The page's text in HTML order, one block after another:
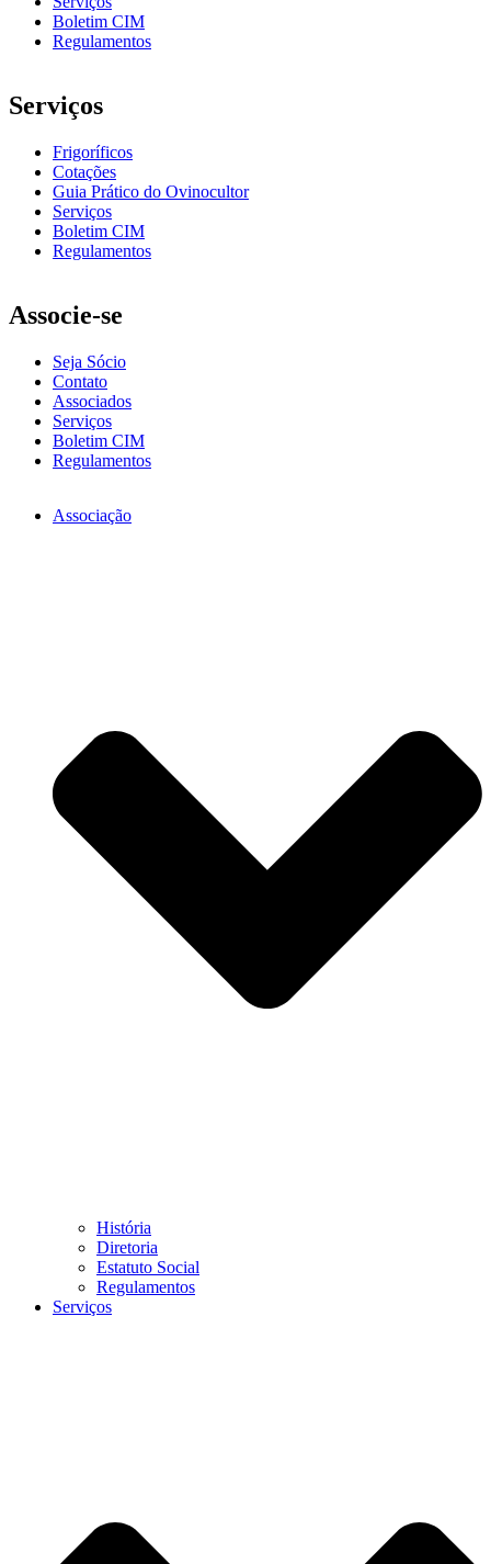
Boletim CIM
Regulamentos
Serviços
Frigoríficos
Cotações
Guia Prático do Ovinocultor
Serviços
Boletim CIM
Regulamentos
Associe-se
Seja Sócio
Contato
Associados
Serviços
Boletim CIM
Regulamentos
Associação
História
Diretoria
Estatuto Social
Regulamentos
Serviços